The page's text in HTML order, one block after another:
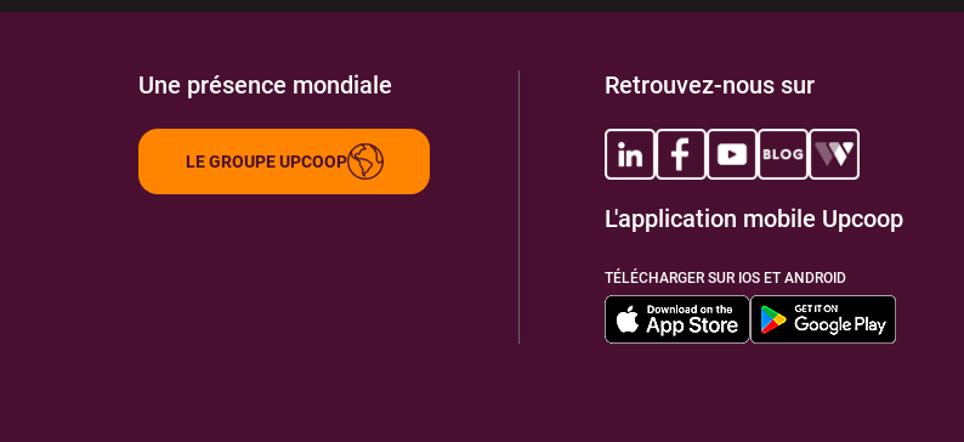
Une présence mondiale
LE GROUPE UPCOOP
Retrouvez-nous sur
L'application mobile Upcoop
TÉLÉCHARGER SUR IOS ET ANDROID